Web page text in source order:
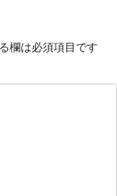
欄は必須項目です